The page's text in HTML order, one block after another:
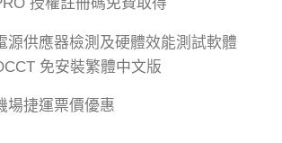
源供應器檢測及硬體效能測試軟體
免安裝繁體中文版
場捷運票價優惠